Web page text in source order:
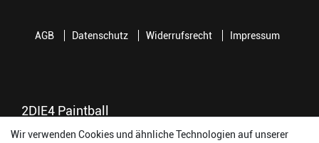
2DIE4 Paintball
56457 Westerburg
AGB Datenschutz Widerrufsrecht Impressum
Wir verwenden Cookies und ähnliche Technologien auf unserer